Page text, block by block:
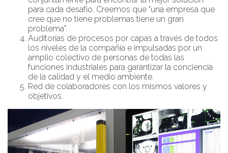
para cada desafío. Creemos que "una empresa que
cree que no tiene problemas tiene un gran
problema".
Auditorías de procesos por capas a través de todos
los niveles de la compañía e impulsadas por un
amplio colectivo de personas de todas las
funciones industriales para garantizar la conciencia
de la calidad y el medio ambiente.
Red de colaboradores con los mismos valores y
objetivos.